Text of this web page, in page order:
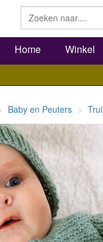
Home Winkel
Baby en Peuters Trui